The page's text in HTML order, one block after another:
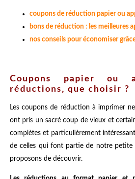
coupons de réduction papier ou
bons de réduction : les meilleures
nos conseils pour économiser
Coupons papier ou
réductions, que choisir ?
Les coupons de réduction à imprimer
ont pris un sacré coup de vieux et
complètes et particulièrement
de celles qui font partie de notre petite
proposons de découvrir.